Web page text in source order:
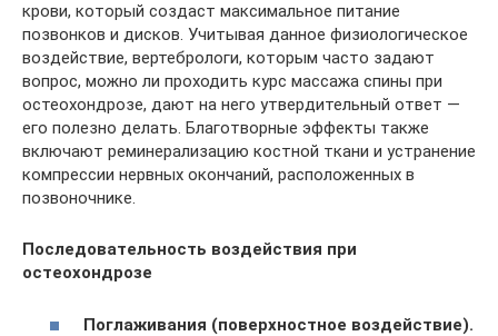
крови, который создаст максимальное питание
позвонков и дисков. Учитывая данное физиологическое
воздействие, вертебрологи, которым часто задают
вопрос, можно ли проходить курс массажа спины при
остеохондрозе, дают на него утвердительный ответ —
его полезно делать. Благотворные эффекты также
включают реминерализацию костной ткани и устранение
компрессии нервных окончаний, расположенных в
позвоночнике.
Последовательность воздействия при
остеохондрозе
Поглаживания (поверхностное воздействие).